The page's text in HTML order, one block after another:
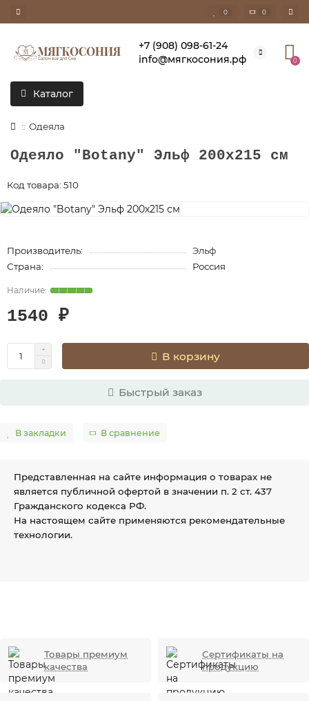
0 0
+7 (908) 098-61-24
info@мягкосония.рф
0
Каталог
Одеяла
Одеяло "Botany" Эльф 200х215 см
Код товара: 510
Производитель:
Эльф
Страна:
Россия
1540 ₽
В корзину
Быстрый заказ
В закладки В сравнение
Представленная на сайте информация о товарах не
является публичной офертой в значении п. 2 ст. 437
Гражданского кодекса РФ.
На настоящем сайте применяются рекомендательные
технологии.
Товары премиум
качества
Сертификаты на
продукцию